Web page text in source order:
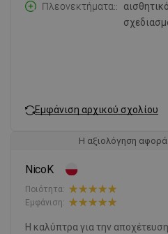
Πλεονεκτήματα:
Εμφάνιση αρχικού σχολίου
Η αξιολόγηση
NicoK
Ποιότητα:
Εμφάνιση:
Η καλύπτρα για την